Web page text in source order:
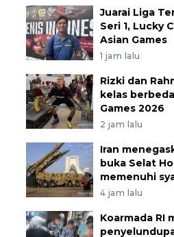
Juarai Liga
Seri 1, Lucky
Asian Games
1 jam lalu
Rizki dan
kelas
Games 2026
2 jam lalu
Iran
buka Selat
memenuhi
4 jam lalu
Koarmada RI